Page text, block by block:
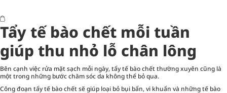
Tẩy tế bào chết mỗi tuần
giúp thu nhỏ lỗ chân lông
Bên cạnh việc rửa mặt sạch mỗi ngày, tẩy tế bào chết thường xuyên cũng là
một trong những bước chăm sóc da không thể bỏ qua.
Công đoạn tẩy tế bào chết sẽ giúp loại bỏ bụi bẩn, vi khuẩn và những tế bào